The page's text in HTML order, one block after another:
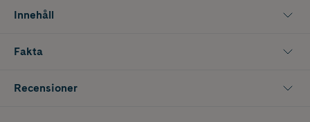
Innehåll
Fakta
Recensioner